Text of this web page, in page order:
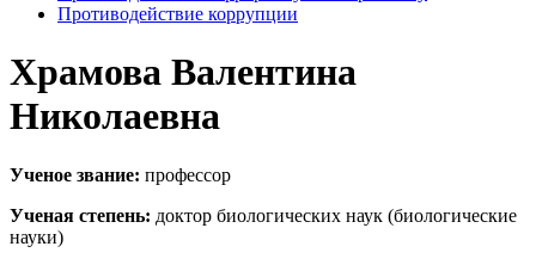
Противодействие коррупции
Храмова Валентина
Николаевна
Ученое звание: профессор
Ученая степень: доктор биологических наук (биологические
науки)